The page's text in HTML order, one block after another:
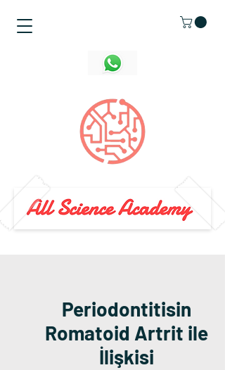
Periodontitisin
Romatoid Artrit ile
İlişkisi